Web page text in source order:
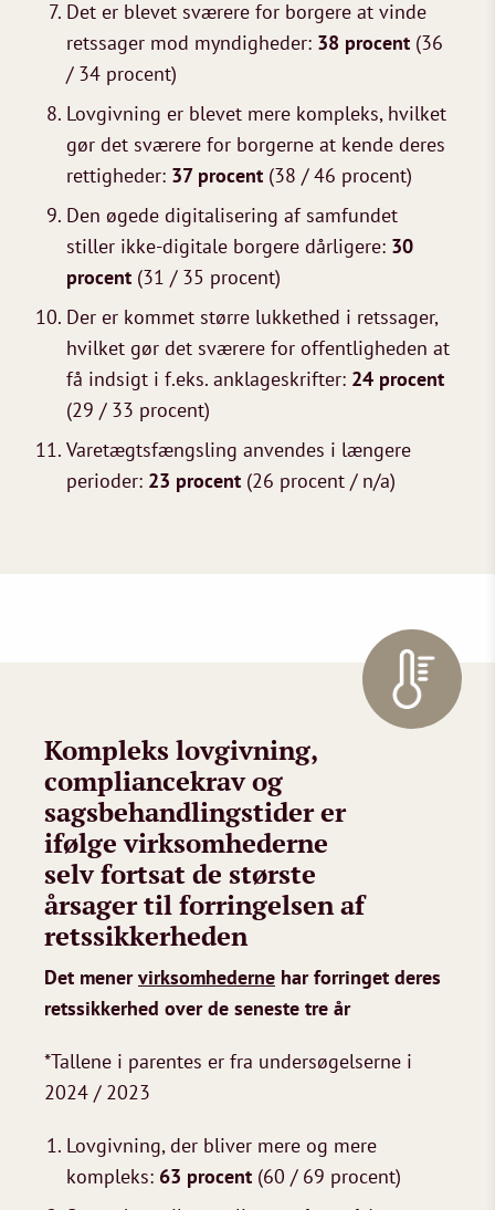
Det er blevet sværere for borgere at vinde
retssager mod myndigheder: 38 procent (36
/ 34 procent)
Lovgivning er blevet mere kompleks, hvilket
gør det sværere for borgerne at kende deres
rettigheder: 37 procent (38 / 46 procent)
Den øgede digitalisering af samfundet
stiller ikke-digitale borgere dårligere: 30
procent (31 / 35 procent)
Der er kommet større lukkethed i retssager,
hvilket gør det sværere for offentligheden at
få indsigt i f.eks. anklageskrifter: 24 procent
(29 / 33 procent)
Varetægtsfængsling anvendes i længere
perioder: 23 procent (26 procent / n/a)
Kompleks lovgivning,
compliancekrav og
sagsbehandlingstider er
ifølge virksomhederne
selv fortsat de største
årsager til forringelsen af
retssikkerheden
Det menervirksomhederne har forringet deres
retssikkerhed over de seneste tre år
*Tallene i parentes er fra undersøgelserne i
2024 / 2023
Lovgivning, der bliver mere og mere
kompleks: 63 procent (60 / 69 procent)